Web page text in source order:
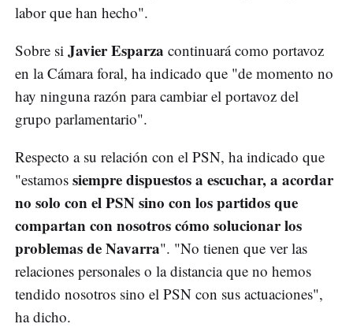
labor que han hecho".
Sobre si Javier Esparza continuará como portavoz
en la Cámara foral, ha indicado que "de momento no
hay ninguna razón para cambiar el portavoz del
grupo parlamentario".
Respecto a su relación con el PSN, ha indicado que
"estamos siempre dispuestos a escuchar, a acordar
no solo con el PSN sino con los partidos que
compartan con nosotros cómo solucionar los
problemas de Navarra". "No tienen que ver las
relaciones personales o la distancia que no hemos
tendido nosotros sino el PSN con sus actuaciones",
ha dicho.